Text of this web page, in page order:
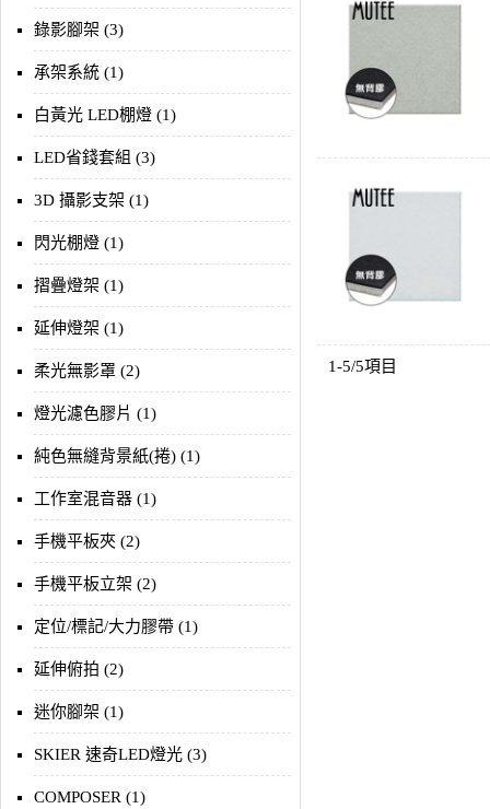
錄影腳架 (3)
承架系統 (1)
白黃光 LED棚燈 (1)
LED省錢套組 (3)
3D 攝影支架 (1)
閃光棚燈 (1)
摺疊燈架 (1)
延伸燈架 (1)
柔光無影罩 (2)
燈光濾色膠片 (1)
純色無縫背景紙(捲) (1)
工作室混音器 (1)
手機平板夾 (2)
手機平板立架 (2)
定位/標記/大力膠帶 (1)
延伸俯拍 (2)
迷你腳架 (1)
SKIER 速奇LED燈光 (3)
COMPOSER (1)
1-5/5項目